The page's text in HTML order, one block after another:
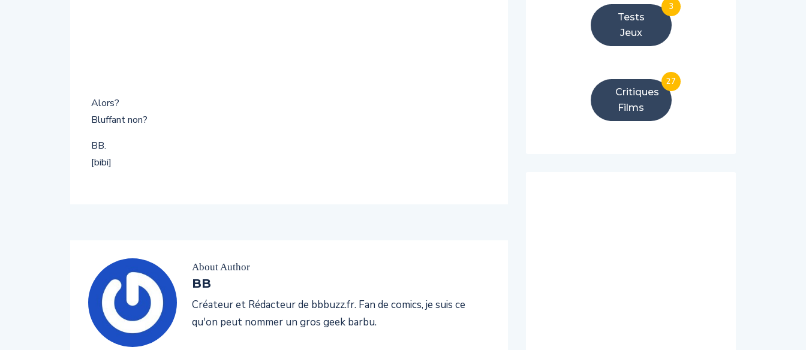
Alors?
Bluffant non?
BB.
[bibi]
About Author
BB
Créateur et Rédacteur de bbbuzz.fr. Fan de comics, je suis ce
qu'on peut nommer un gros geek barbu.
Tests
Jeux
3
Critiques
Films
27